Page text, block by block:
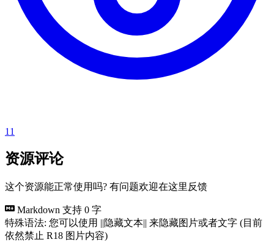
11
资源评论
这个资源能正常使用吗? 有问题欢迎在这里反馈
Markdown 支持 0 字
特殊语法: 您可以使用 ||隐藏文本|| 来隐藏图片或者文字 (目前
依然禁止 R18 图片内容)